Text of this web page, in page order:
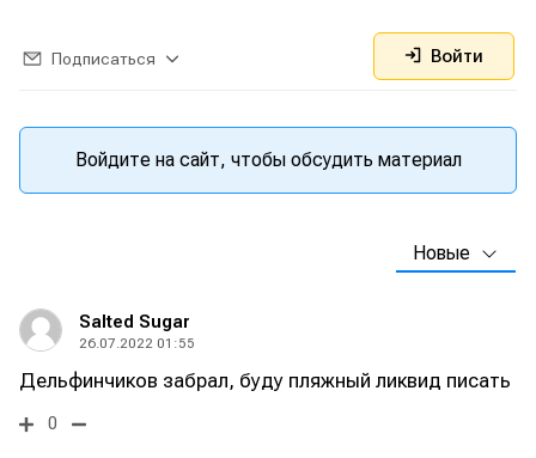
Подписаться Войти
Войдите на сайт, чтобы обсудить материал
Новые
Salted Sugar
26.07.2022 01:55
Дельфинчиков забрал, буду пляжный ликвид писать
0